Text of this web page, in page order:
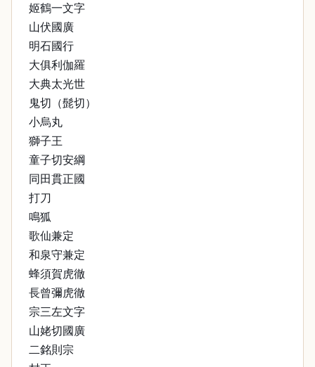
姬鶴一文字
山伏國廣
明石國行
大俱利伽羅
大典太光世
鬼切（髭切）
小烏丸
獅子王
童子切安綱
同田貫正國
打刀
鳴狐
歌仙兼定
和泉守兼定
蜂須賀虎徹
長曾彌虎徹
宗三左文字
山姥切國廣
二銘則宗